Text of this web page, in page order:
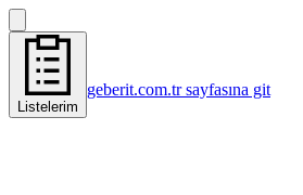
Listelerim
geberit.com.tr sayfasına git